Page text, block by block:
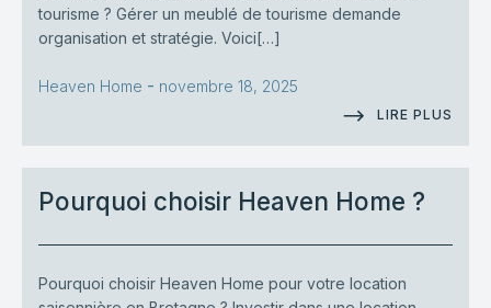
tourisme ? Gérer un meublé de tourisme demande
organisation et stratégie. Voici[…]
Heaven Home - novembre 18, 2025
LIRE PLUS
Pourquoi choisir Heaven Home ?
Pourquoi choisir Heaven Home pour votre location